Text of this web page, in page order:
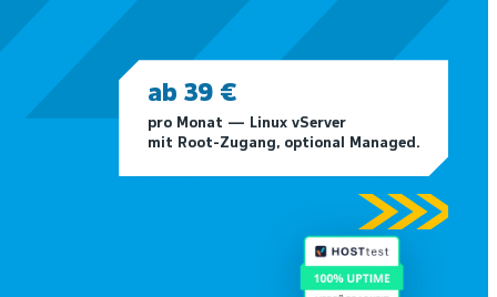
ab 39 €
pro Monat — Linux vServer
mit Root-Zugang, optional Managed.